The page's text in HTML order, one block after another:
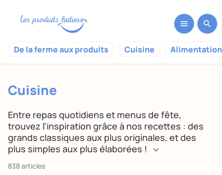
De la ferme aux produits Cuisine
Cuisine
Entre repas quotidiens et menus de fête,
trouvez l’inspiration grâce à nos recettes : des
grands classiques aux plus originales, et des
plus simples aux plus élaborées !
838 articles